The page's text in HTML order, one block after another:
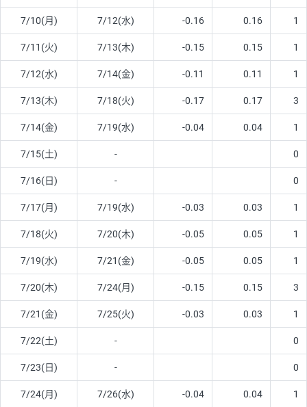
7/10(月) 7/12(水) -0.16 0.16 1
7/11(火) 7/13(木) -0.15 0.15 1
7/12(水) 7/14(金) -0.11 0.11 1
7/13(木) 7/18(火) -0.17 0.17 3
7/14(金) 7/19(水) -0.04 0.04 1
7/15(土) - 0
7/16(日) - 0
7/17(月) 7/19(水) -0.03 0.03 1
7/18(火) 7/20(木) -0.05 0.05 1
7/19(水) 7/21(金) -0.05 0.05 1
7/20(木) 7/24(月) -0.15 0.15 3
7/21(金) 7/25(火) -0.03 0.03 1
7/22(土) - 0
7/23(日) - 0
7/24(月) 7/26(水) -0.04 0.04 1